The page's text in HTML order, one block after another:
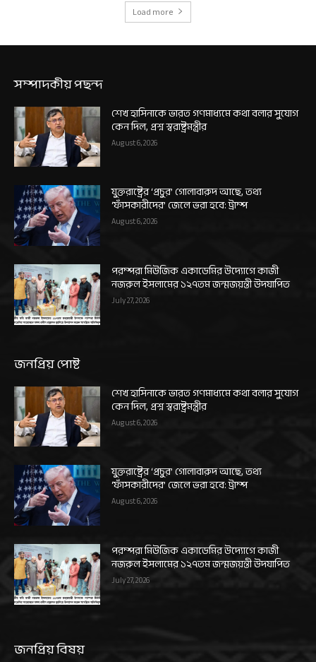
Load more
সম্পাদকীয় পছন্দ
শেখ হাসিনাকে ভারত গণমাধ্যমে কথা বলার সুযোগ
কেন দিল, প্রশ্ন স্বরাষ্ট্রমন্ত্রীর
August 6, 2026
যুক্তরাষ্ট্রের ‘প্রচুর’ গোলাবারুদ আছে, তথ্য
‘ফাঁসকারীদের’ জেলে ভরা হবে: ট্রাম্প
August 6, 2026
পরম্পরা মিউজিক একাডেমির উদ্যোগে কাজী
নজরুল ইসলামের ১২৭তম জন্মজয়ন্তী উদযাপিত
July 27, 2026
জনপ্রিয় পোষ্ট
শেখ হাসিনাকে ভারত গণমাধ্যমে কথা বলার সুযোগ
কেন দিল, প্রশ্ন স্বরাষ্ট্রমন্ত্রীর
August 6, 2026
যুক্তরাষ্ট্রের ‘প্রচুর’ গোলাবারুদ আছে, তথ্য
‘ফাঁসকারীদের’ জেলে ভরা হবে: ট্রাম্প
August 6, 2026
পরম্পরা মিউজিক একাডেমির উদ্যোগে কাজী
নজরুল ইসলামের ১২৭তম জন্মজয়ন্তী উদযাপিত
July 27, 2026
জনপ্রিয় বিষয়